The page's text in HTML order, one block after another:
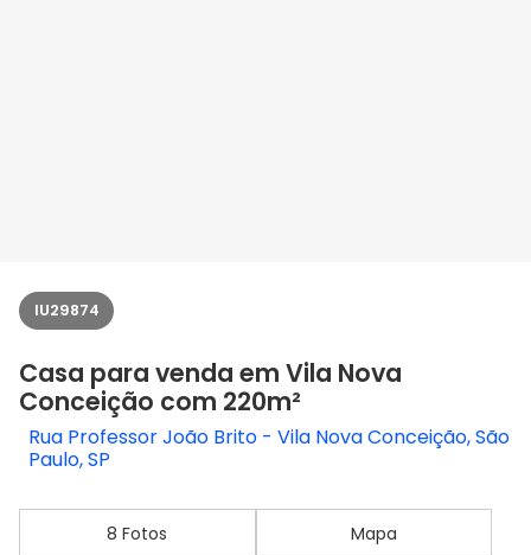
IU29874
Casa para venda em Vila Nova
Conceição com 220m²
Rua Professor João Brito - Vila Nova Conceição, São
Paulo, SP
8 Fotos Mapa